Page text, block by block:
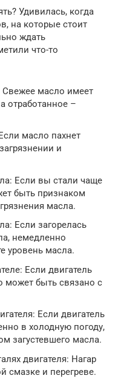
Удивилась, когда
на которые стоит
ждать
что-то
масло имеет
отработанное –
масло пахнет
и
Если вы стали чаще
быть признаком
масла.
Если загорелась
немедленно
уровень масла.
Если двигатель
может быть связано с
Если двигатель
в холодную погоду,
загустевшего масла.
двигателя: Нагар
смазке и перегреве.